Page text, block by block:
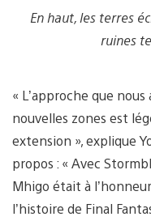
En haut, les terres
ruines
« L’approche que
nouvelles zones est
extension », explique
propos : « Avec
Mhigo était à
l’histoire de Final